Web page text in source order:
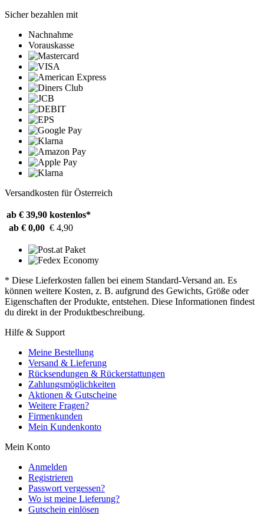
Sicher bezahlen mit
Nachnahme
Vorauskasse
Versandkosten für Österreich
ab € 39,90 kostenlos*
ab € 0,00 € 4,90
* Diese Lieferkosten fallen bei einem Standard-Versand an. Es
können weitere Kosten, z. B. aufgrund des Gewichts, Größe oder
Eigenschaften der Produkte, entstehen. Diese Informationen findest
du direkt in der Produktbeschreibung.
Hilfe & Support
Meine Bestellung
Versand & Lieferung
Rücksendungen & Rückerstattungen
Zahlungsmöglichkeiten
Aktionen & Gutscheine
Weitere Fragen?
Firmenkunden
Mein Kundenkonto
Mein Konto
Anmelden
Registrieren
Passwort vergessen?
Wo ist meine Lieferung?
Gutschein einlösen